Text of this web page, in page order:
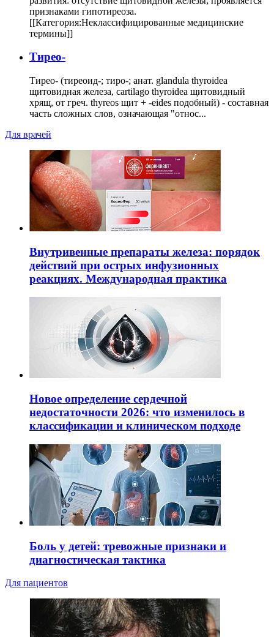
признаками гипотиреоза.
[[Категория:Неклассифицированные медицинские
термины]]
Тирео-
Тирео- (тиреоид-; тиро-; анат. glandula thyroidea
щитовидная железа, cartilago thyroidea щитовидный
хрящ, от греч. thyreos щит + -eides подобный) - составная
часть сложных слов, означающая "относ...
Для врачей
Внутривенные препараты железа: порядок
действий при острых инфузионных
реакциях. Международная практика
Новое определение сердечной
недостаточности 2026: что изменилось в
классификации и клиническом подходе
Боль у детей: тревожные признаки и
диагностическая тактика
Для пациентов